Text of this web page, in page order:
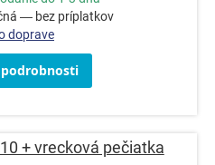
— bez príplatkov
doprave
+ vrecková pečiatka